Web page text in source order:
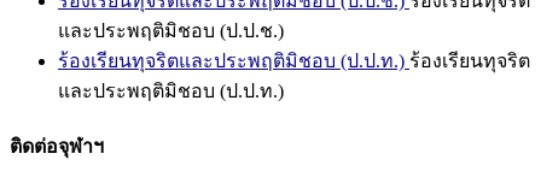
และประพฤติมิชอบ (ป.ป.ช.)
ร้องเรียนทุจริตและประพฤติมิชอบ (ป.ป.ท.) ร้องเรียนทุจริต
และประพฤติมิชอบ (ป.ป.ท.)
ติดต่อจุฬาฯ